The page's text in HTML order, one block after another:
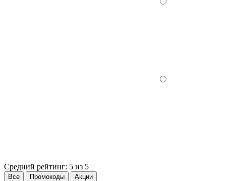
Средний рейтинг: 5 из 5
Все Промокоды Акции